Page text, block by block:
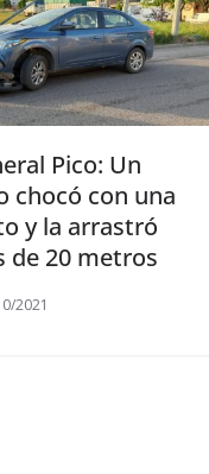
Pico: Un
chocó con una
y la arrastró
de 20 metros
2021